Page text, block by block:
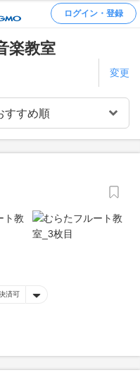
ログイン・登録
楽教室
変更
済可